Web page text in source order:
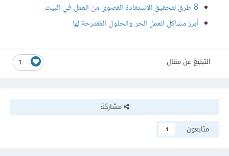
8 طرق لتحقيق الاستفادة القصوى من العمل في البيت
أبرز مشاكل العمل الحر والحلول المُقترحة لها
1 التبليغ عن مقال
مشاركة
متابعون
1